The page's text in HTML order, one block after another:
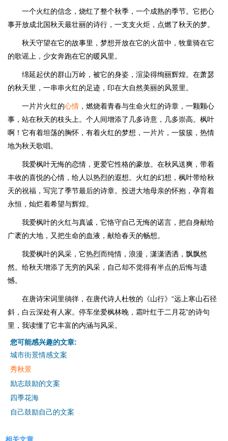
一个火红的信念，烧红了整个秋季，一个成熟的季节。它把心
事开放成北国秋天最壮丽的诗行，一支支火炬，点燃了秋天的梦。
秋天守望在它的故事里，梦想开放在它的火苗中，牧童骑在它
的歌谣上，少女奔跑在它的暖风里。
绵延起伏的群山万岭，被它的身姿，渲染得绚丽辉煌。在萧瑟
的秋天里，一串串火红的足迹，印在大自然美丽的风景里。
一片片火红的心情 ，燃烧着青春与生命火红的诗章，一颗颗心
事，站在秋天的枝头上。个人间增添了几多诗意，几多崇高。枫叶
啊！它有着坦荡的胸怀，有着火红的梦想，一片片，一簇簇，热情
地为秋天歌唱。
我爱枫叶无悔的恋情，更爱它性格的豪放。在秋风送爽，带着
丰收的喜悦的心情，给人以热烈的遐想。火红的幻想，枫叶带给秋
天的祝福，写完了季节最后的诗章。投进大地母亲的怀抱，孕育着
永恒，灿烂着希望与辉煌。
我爱枫叶的火红与真诚，它恪守自己无悔的诺言，把自身献给
广袤的大地，又把生命的血液，献给春天的畅想。
我爱枫叶的风采，它热烈而纯情，浪漫，潇潇洒洒，飘飘然
然。给秋天增添了无穷的风采，自己却不觉得有半点的后悔与遗
憾。
在唐诗宋词里徜徉，在唐代诗人杜牧的《山行》“远上寒山石径
斜，白云深处有人家。停车坐爱枫林晚，霜叶红于二月花”的诗句
里，我读懂了它丰富的内涵与风采。
您可能感兴趣的文章:
城市街景情感文案
秀秋景
励志鼓励的文案
四季花海
自己鼓励自己的文案